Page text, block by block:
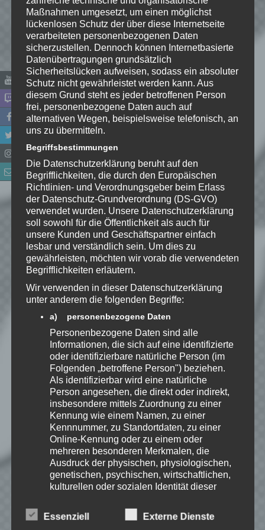
Name *
E-Mail-Adresse*
Website
Datenschutzerklärung
Kenntnis genommen. Ich stimme
zu, dass meine Angaben dauerhaft
gespeichert werden.
Benachrichtige mich über
nachfolgende Kommentare via E-
Mail.
Benachrichtige mich über neue
Beiträge via E-Mail.
Speedy
Ich spiele leidenschaftlich
gerne Strategie, Aufbau und
Puzzle-Spiele. Als Gründer
von Kellerkind.org biete ich
Berichte zu meinen Spiele-Favoriten und
Tutorials zu Themen rund um Web-
Entwicklung.
Erfahre mehr über Speedy auf:
Maßnahmen umgesetzt, um einen möglichst
lückenlosen Schutz der über diese Internetseite
verarbeiteten personenbezogenen Daten
sicherzustellen. Dennoch können Internetbasierte
Datenübertragungen grundsätzlich
Sicherheitslücken aufweisen, sodass ein absoluter
Schutz nicht gewährleistet werden kann. Aus
diesem Grund steht es jeder betroffenen Person
frei, personenbezogene Daten auch auf
alternativen Wegen, beispielsweise telefonisch, an
uns zu übermitteln.
Begriffsbestimmungen
Die Datenschutzerklärung beruht auf den
Begrifflichkeiten, die durch den Europäischen
Richtlinien- und Verordnungsgeber beim Erlass
der Datenschutz-Grundverordnung (DS-GVO)
verwendet wurden. Unsere Datenschutzerklärung
soll sowohl für die Öffentlichkeit als auch für
unsere Kunden und Geschäftspartner einfach
lesbar und verständlich sein. Um dies zu
gewährleisten, möchten wir vorab die verwendeten
Begrifflichkeiten erläutern.
Wir verwenden in dieser Datenschutzerklärung
unter anderem die folgenden Begriffe:
a) personenbezogene Daten
Personenbezogene Daten sind alle
Informationen, die sich auf eine identifizierte
oder identifizierbare natürliche Person (im
Folgenden „betroffene Person") beziehen.
Als identifizierbar wird eine natürliche
Person angesehen, die direkt oder indirekt,
insbesondere mittels Zuordnung zu einer
Kennung wie einem Namen, zu einer
Kennnummer, zu Standortdaten, zu einer
Online-Kennung oder zu einem oder
mehreren besonderen Merkmalen, die
Ausdruck der physischen, physiologischen,
genetischen, psychischen, wirtschaftlichen,
kulturellen oder sozialen Identität dieser
Essenziell Externe Dienste